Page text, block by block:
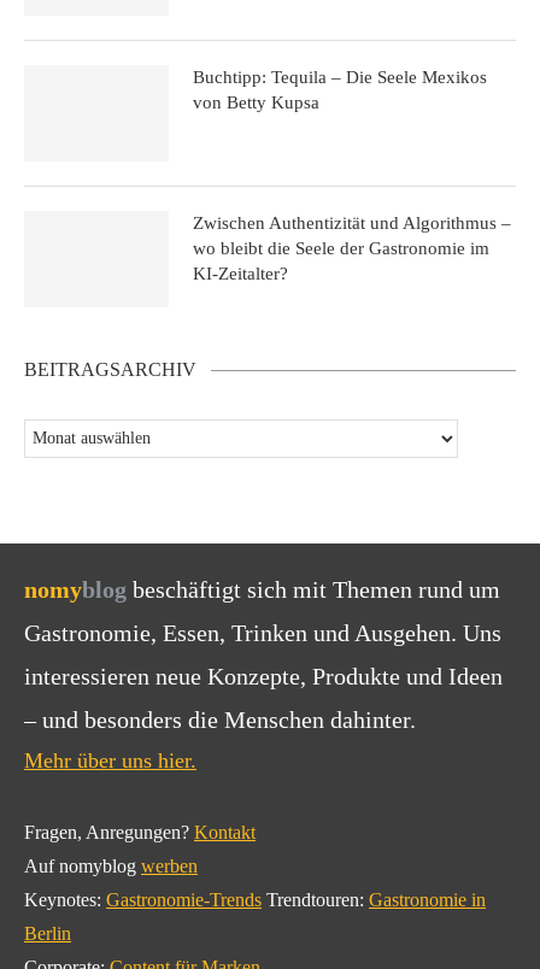
Buchtipp: Tequila – Die Seele Mexikos
von Betty Kupsa
Zwischen Authentizität und Algorithmus –
wo bleibt die Seele der Gastronomie im
KI-Zeitalter?
BEITRAGSARCHIV
nomyblog beschäftigt sich mit Themen rund um
Gastronomie, Essen, Trinken und Ausgehen. Uns
interessieren neue Konzepte, Produkte und Ideen
– und besonders die Menschen dahinter.
Mehr über uns hier.
Fragen, Anregungen? Kontakt
Auf nomyblog werben
Keynotes: Gastronomie-Trends Trendtouren: Gastronomie in
Berlin